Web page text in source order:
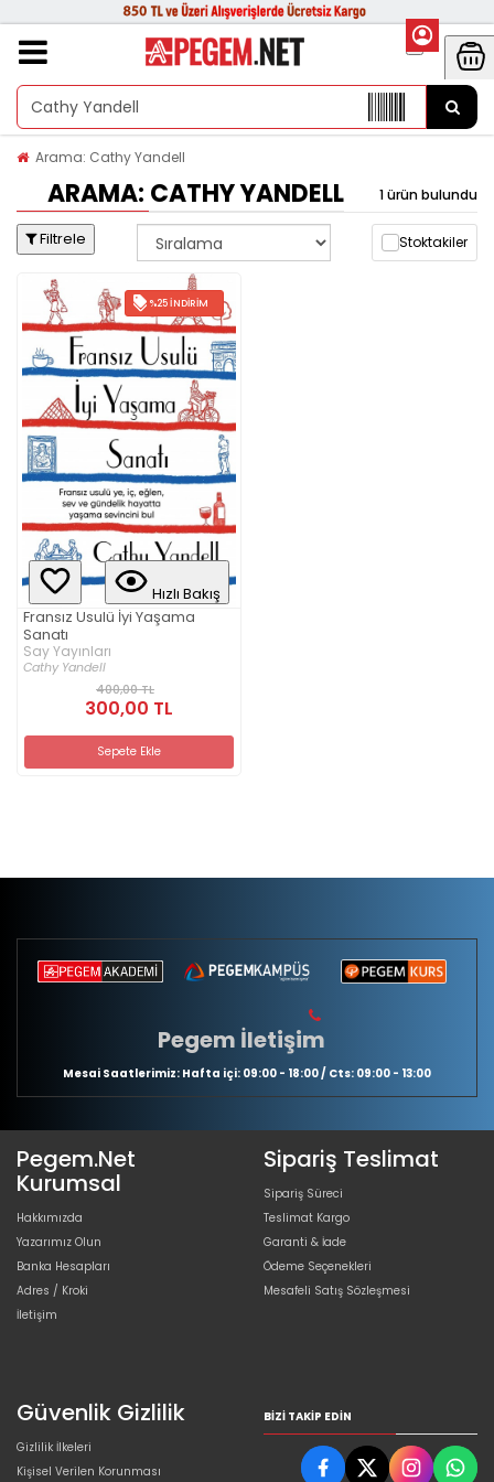
Arama: Cathy Yandell
ARAMA: CATHY YANDELL 1 ürün bulundu
Filtrele Stoktakiler
%25 İNDIRIM
Hızlı Bakış
Fransız Usulü İyi Yaşama
Sanatı
Say Yayınları
Cathy Yandell
400,00 TL
300,00 TL
Sepete Ekle
Pegem İletişim
Mesai Saatlerimiz: Hafta içi: 09:00 - 18:00 / Cts: 09:00 - 13:00
Pegem.Net
Kurumsal
Hakkımızda
Yazarımız Olun
Banka Hesapları
Adres / Kroki
İletişim
Sipariş Teslimat
Sipariş Süreci
Teslimat Kargo
Garanti & İade
Ödeme Seçenekleri
Mesafeli Satış Sözleşmesi
Güvenlik Gizlilik
Gizlilik İlkeleri
Kişisel Verilen Korunması
BIZI TAKIP EDIN